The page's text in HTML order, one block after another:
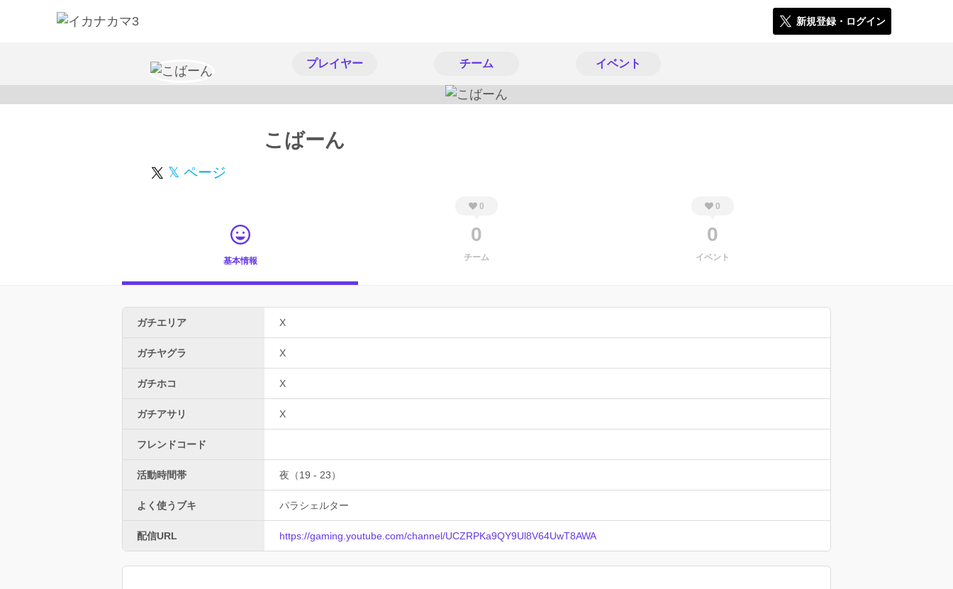
新規登録・ログイン
プレイヤー チーム イベント
こばーん
𝕏 ページ
基本情報
0
0
チーム
0
0
イベント
ガチエリア X
ガチヤグラ X
ガチホコ X
ガチアサリ X
フレンドコード
活動時間帯 夜（19 - 23）
よく使うブキ パラシェルター
配信URL https://gaming.youtube.com/channel/UCZRPKa9QY9Ul8V64UwT8AWA